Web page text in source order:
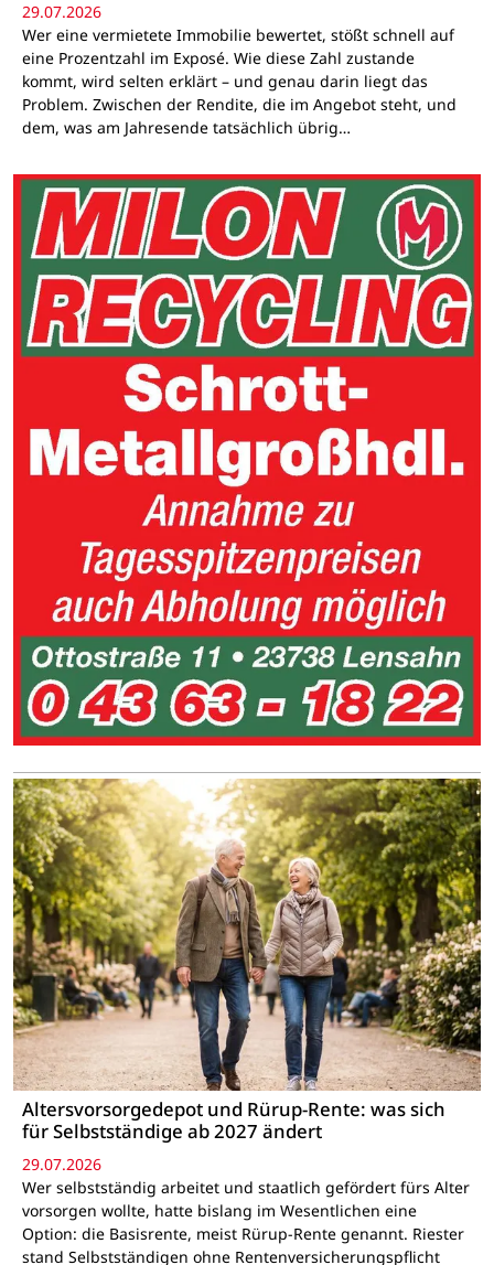
29.07.2026
Wer eine vermietete Immobilie bewertet, stößt schnell auf
eine Prozentzahl im Exposé. Wie diese Zahl zustande
kommt, wird selten erklärt – und genau darin liegt das
Problem. Zwischen der Rendite, die im Angebot steht, und
dem, was am Jahresende tatsächlich übrig…
Altersvorsorgedepot und Rürup-Rente: was sich
für Selbstständige ab 2027 ändert
29.07.2026
Wer selbstständig arbeitet und staatlich gefördert fürs Alter
vorsorgen wollte, hatte bislang im Wesentlichen eine
Option: die Basisrente, meist Rürup-Rente genannt. Riester
stand Selbstständigen ohne Rentenversicherungspflicht